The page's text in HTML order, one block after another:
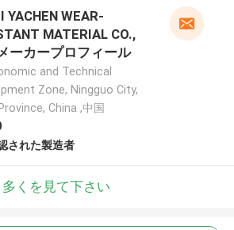
YACHEN WEAR-
MATERIAL CO.,
ーカープロフィール
and Technical
Zone, Ningguo City,
China ,中国
された製造者
多くを見て下さい